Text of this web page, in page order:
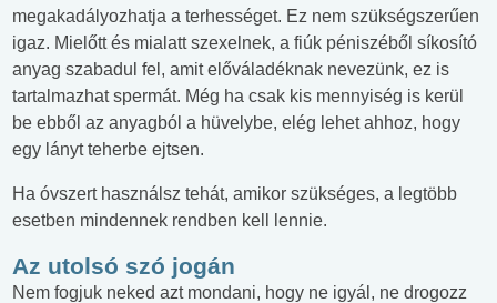
megakadályozhatja a terhességet. Ez nem szükségszerűen
igaz. Mielőtt és mialatt szexelnek, a fiúk péniszéből síkosító
anyag szabadul fel, amit előváladéknak nevezünk, ez is
tartalmazhat spermát. Még ha csak kis mennyiség is kerül
be ebből az anyagból a hüvelybe, elég lehet ahhoz, hogy
egy lányt teherbe ejtsen.
Ha óvszert használsz tehát, amikor szükséges, a legtöbb
esetben mindennek rendben kell lennie.
Az utolsó szó jogán
Nem fogjuk neked azt mondani, hogy ne igyál, ne drogozz